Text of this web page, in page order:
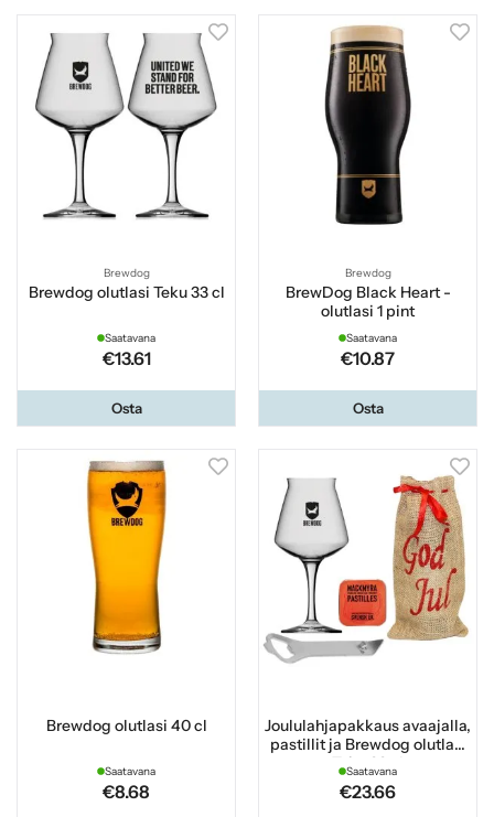
Brewdog
Brewdog olutlasi Teku 33 cl
Saatavana
€13.61
Osta
Brewdog
BrewDog Black Heart -
olutlasi 1 pint
Saatavana
€10.87
Osta
Brewdog olutlasi 40 cl
Saatavana
€8.68
Joululahjapakkaus avaajalla,
pastillit ja Brewdog olutlasi
Teku 33 cl
Saatavana
€23.66